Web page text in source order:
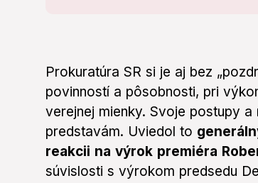
Prokuratúra SR si je aj bez
povinností a pôsobnosti, pri
verejnej mienky. Svoje postupy
predstavám. Uviedol to
reakcii na výrok premiéra
súvislosti s výrokom predsedu